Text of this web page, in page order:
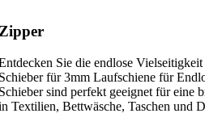
Sie die endlose
für 3mm Laufschiene für
sind perfekt geeignet für eine
Textilien, Bettwäsche, Taschen und